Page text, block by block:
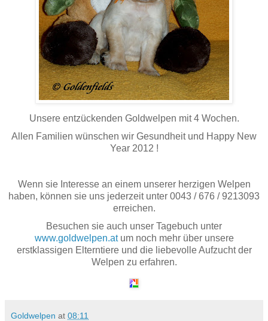
Unsere entzückenden Goldwelpen mit 4 Wochen.
Allen Familien wünschen wir Gesundheit und Happy New
Year 2012 !
Wenn sie Interesse an einem unserer herzigen Welpen
haben, können sie uns jederzeit unter 0043 / 676 / 9213093
erreichen.
Besuchen sie auch unser Tagebuch unter
www.goldwelpen.atum noch mehr über unsere
erstklassigen Elterntiere und die liebevolle Aufzucht der
Welpen zu erfahren.
Goldwelpen at 08:11